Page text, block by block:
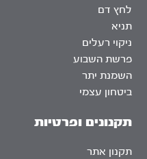
לחץ דם
תניא
ניקוי רעלים
פרשת השבוע
השמנת יתר
ביטחון עצמי
תקנונים ופרטיות
תקנון אתר